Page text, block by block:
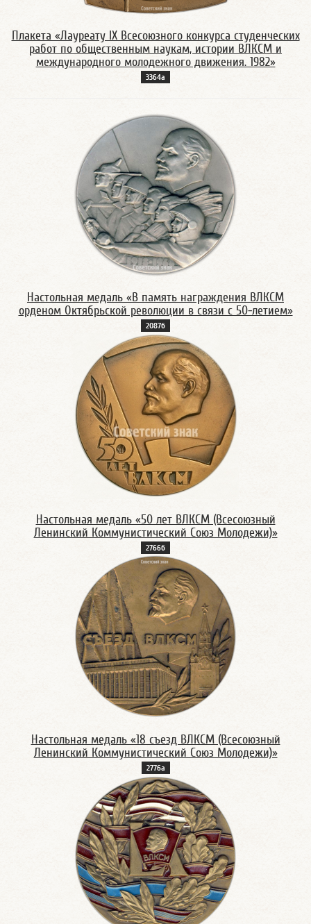
Плакета «Лауреату IX Всесоюзного конкурса студенческих
работ по общественным наукам, истории ВЛКСМ и
международного молодежного движения. 1982»
3364а
Настольная медаль «В память награждения ВЛКСМ
орденом Октябрьской революции в связи с 50-летием»
2087б
Настольная медаль «50 лет ВЛКСМ (Всесоюзный
Ленинский Коммунистический Союз Молодежи)»
2766б
Настольная медаль «18 съезд ВЛКСМ (Всесоюзный
Ленинский Коммунистический Союз Молодежи)»
2776а